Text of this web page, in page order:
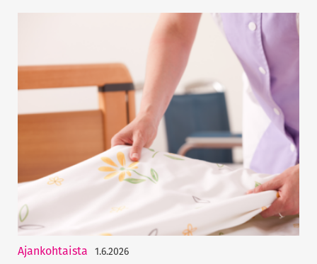
Ajankohtaista 1.6.2026